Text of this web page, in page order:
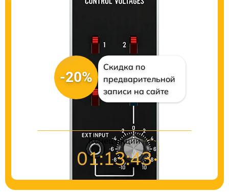
-20%
Скидка по
предварительной
записи на сайте
Конец акции
01:13:42